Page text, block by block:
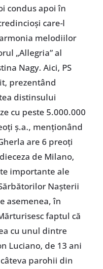
condus apoi în
care-l
melodiilor
„Allegria” al
Nagy. Aici, PS
prezentând
distinsului
cu peste 5.000.000
ş.a., menţionând
are 6 preoţi
de Milano,
importante ale
Naşterii
asemenea, în
faptul că
cu unul dintre
Luciano, de 13 ani
parohii din